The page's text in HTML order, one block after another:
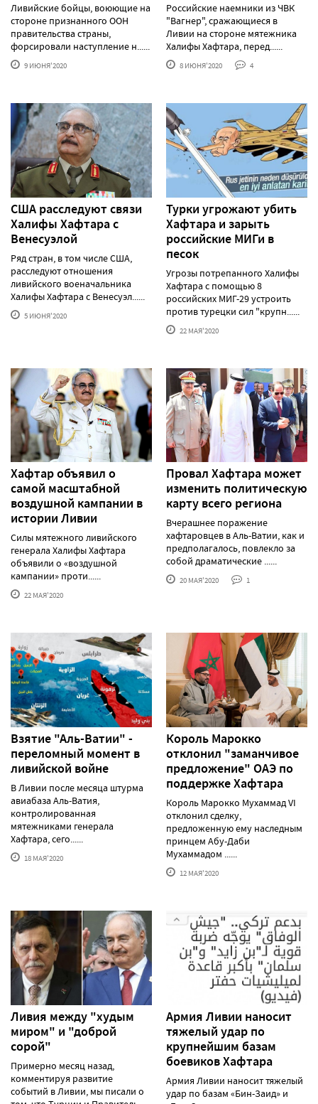
Ливийские бойцы, воюющие на
стороне признанного ООН
правительства страны,
форсировали наступление н......
9 ИЮНЯ'2020
Российские наемники из ЧВК
"Вагнер", сражающиеся в
Ливии на стороне мятежника
Халифы Хафтара, перед......
8 ИЮНЯ'2020 4
США расследуют связи
Халифы Хафтара с
Венесуэлой
Ряд стран, в том числе США,
расследуют отношения
ливийского военачальника
Халифы Хафтара с Венесуэл......
5 ИЮНЯ'2020
Турки угрожают убить
Хафтара и зарыть
российские МИГи в
песок
Угрозы потрепанного Халифы
Хафтара с помощью 8
российских МИГ-29 устроить
против турецки сил "крупн......
22 МАЯ'2020
Хафтар объявил о
самой масштабной
воздушной кампании в
истории Ливии
Силы мятежного ливийского
генерала Халифы Хафтара
объявили о «воздушной
кампании» проти......
22 МАЯ'2020
Провал Хафтара может
изменить политическую
карту всего региона
Вчерашнее поражение
хафтаровцев в Аль-Ватии, как и
предполагалось, повлекло за
собой драматические ......
20 МАЯ'2020 1
Взятие "Аль-Ватии" -
переломный момент в
ливийской войне
В Ливии после месяца штурма
авиабаза Аль-Ватия,
контролированная
мятежниками генерала
Хафтара, сего......
18 МАЯ'2020
Король Марокко
отклонил "заманчивое
предложение" ОАЭ по
поддержке Хафтара
Король Марокко Мухаммад VI
отклонил сделку,
предложенную ему наследным
принцем Абу-Даби
Мухаммадом ......
12 МАЯ'2020
Ливия между "худым
миром" и "доброй
сорой"
Примерно месяц назад,
комментируя развитие
событий в Ливии, мы писали о
Армия Ливии наносит
тяжелый удар по
крупнейшим базам
боевиков Хафтара
Армия Ливии наносит тяжелый
удар по базам «Бин-Заид» и